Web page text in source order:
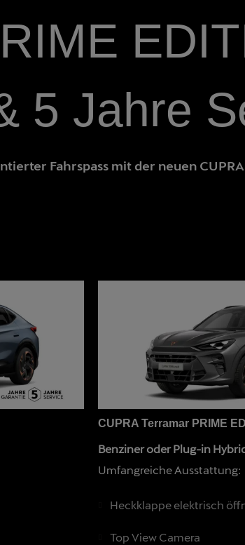
5 Jahre
Fahrspass mit der neuen CUPRA
CUPRA Terramar PRIME
Benziner oder Plug-in
Umfangreiche Ausstattung:
Heckklappe elektrisch
Top View Camera